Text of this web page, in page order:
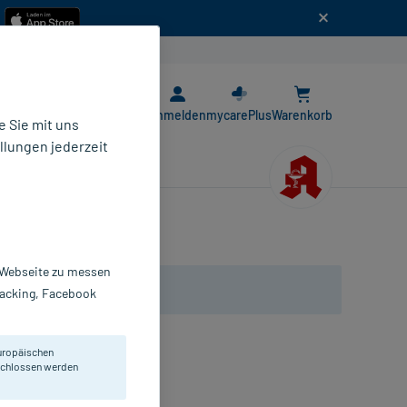
AnmeldenmycarePlusWarenkorb
Sie mit uns
jederzeit
zu messen
Facebook
werden